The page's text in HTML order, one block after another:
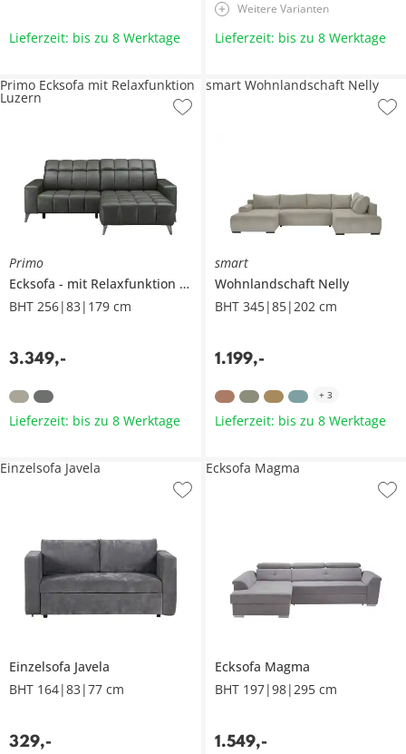
Lieferzeit: bis zu 8 Werktage
Weitere Varianten
Lieferzeit: bis zu 8 Werktage
Primo
Ecksofa
mit Relaxfunktion
Luzern
BHT 256|83|179 cm
3.349,-
Primo Ecksofa mit Relaxfunktion
Luzern
Lieferzeit: bis zu 8 Werktage
smart
Wohnlandschaft Nelly
BHT 345|85|202 cm
1.199,-
smart Wohnlandschaft Nelly
+ 3
Lieferzeit: bis zu 8 Werktage
Einzelsofa Javela
BHT 164|83|77 cm
329,-
Einzelsofa Javela
Ecksofa Magma
BHT 197|98|295 cm
1.549,-
Ecksofa Magma